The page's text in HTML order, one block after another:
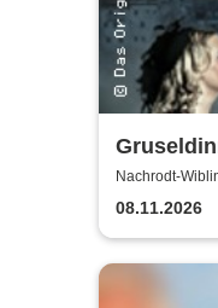
Nachrodt-
Holzrichter
08.11.2026